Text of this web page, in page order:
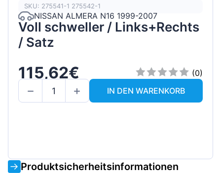
SKU: 275541-1 275542-1
NISSAN ALMERA N16 1999-2007
Voll schweller / Links+Rechts
/ Satz
115,62€
(0)
IN DEN WARENKORB
Produktsicherheitsinformationen